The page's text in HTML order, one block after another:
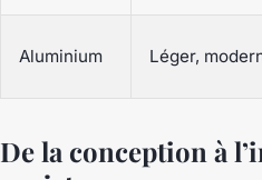
Aluminium Léger,
De la conception à